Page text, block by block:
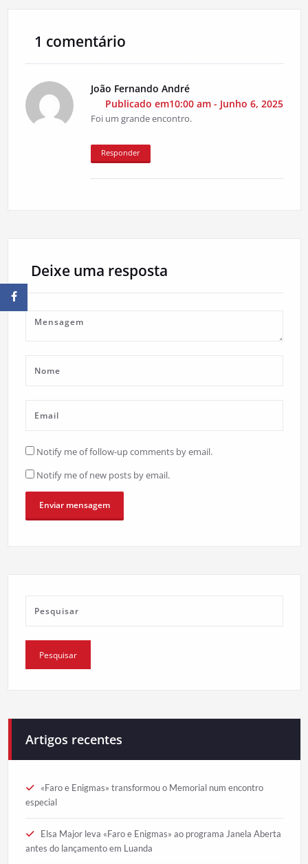
1 comentário
João Fernando André
Publicado em10:00 am - Junho 6, 2025
Foi um grande encontro.
Responder
Deixe uma resposta
Notify me of follow-up comments by email.
Notify me of new posts by email.
Artigos recentes
«Faro e Enigmas» transformou o Memorial num encontro
especial
Elsa Major leva «Faro e Enigmas» ao programa Janela Aberta
antes do lançamento em Luanda